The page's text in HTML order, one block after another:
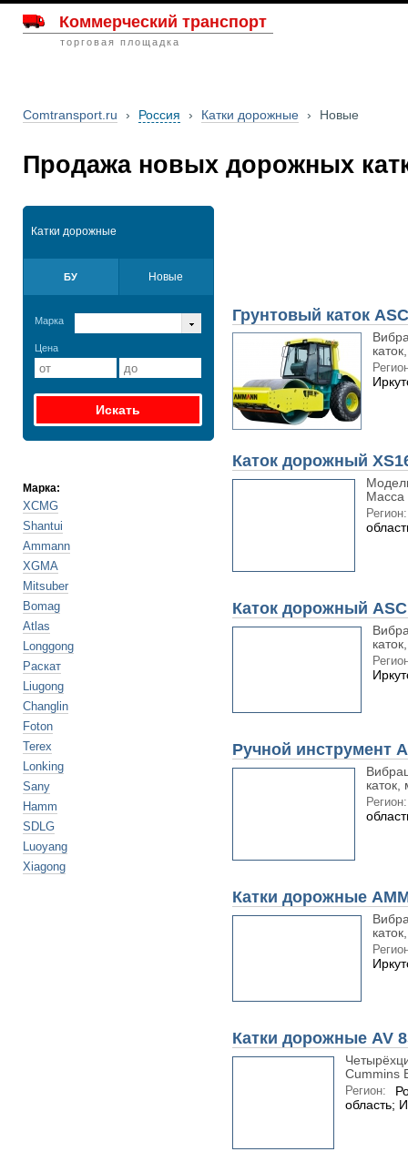
Коммерческий транспорт
торговая площадка
Comtransport.ru › Россия › Катки дорожные › Новые
Продажа новых дорожных
Катки дорожные
БУ Новые
Марка
Цена
Марка:
XCMG
Shantui
Ammann
XGMA
Mitsuber
Bomag
Atlas
Longgong
Раскат
Liugong
Changlin
Foton
Terex
Lonking
Sany
Hamm
SDLG
Luoyang
Xiagong
Грунтовый каток
Каток дорожный
Масса
Регион:
Каток дорожный
Ручной инструмент
Регион:
Катки дорожные
Катки дорожные AV
Cummins
Регион:
область;